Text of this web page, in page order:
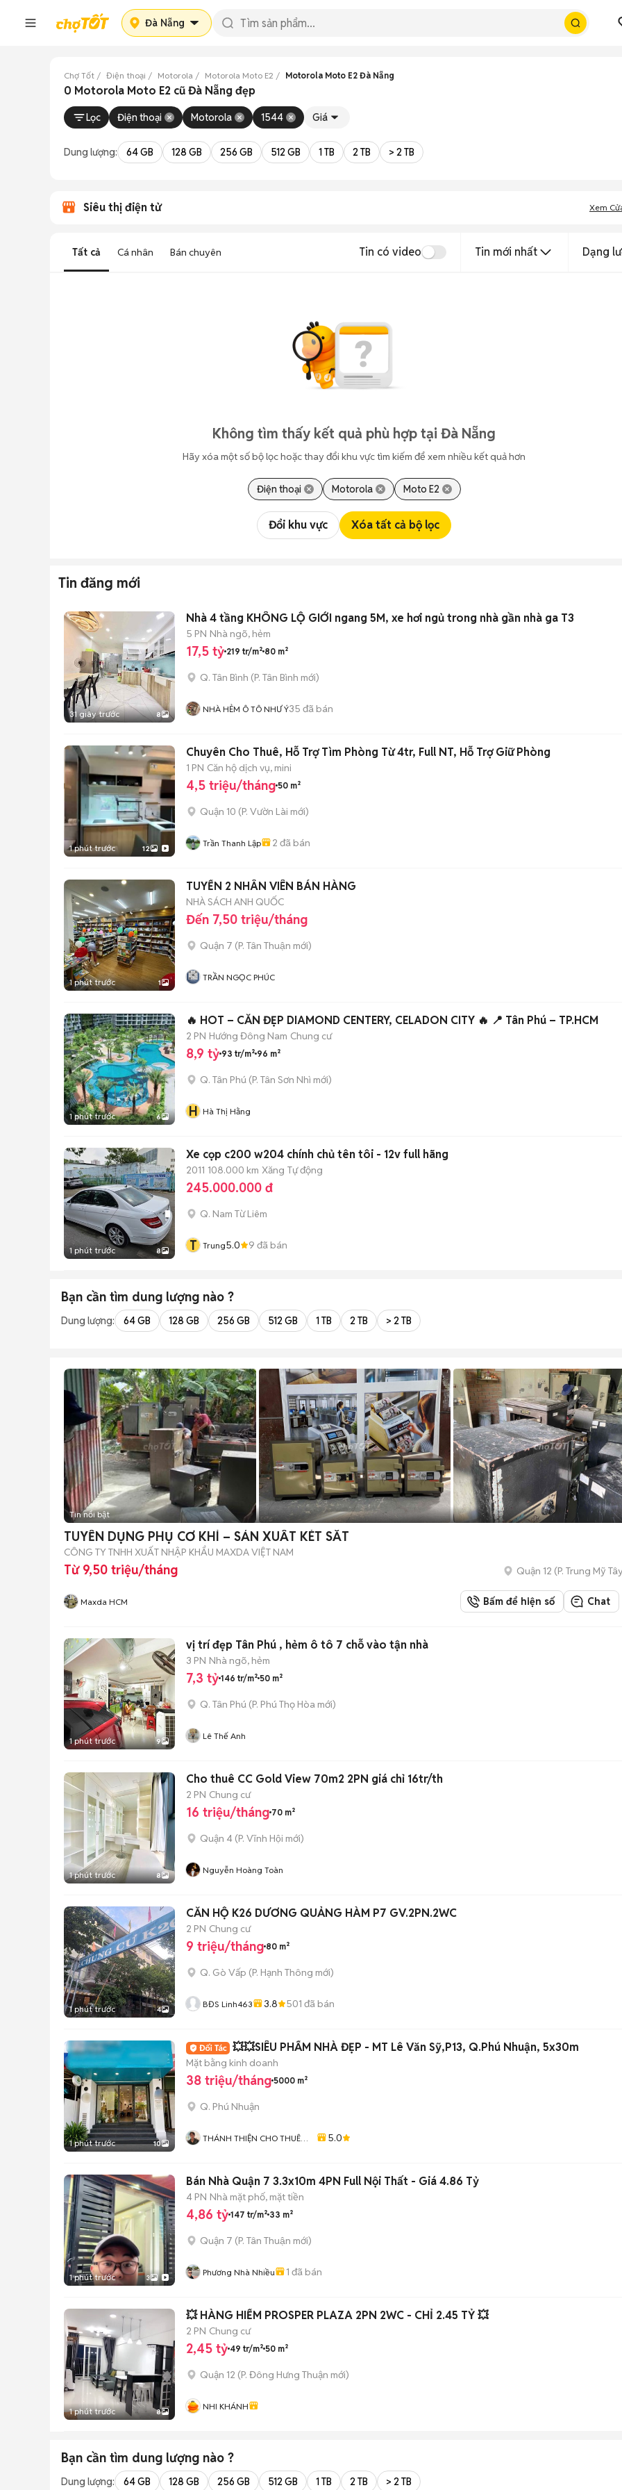
Đà Nẵng
Chợ Tốt Điện thoại Motorola Motorola Moto E2 Motorola Moto E2 Đà Nẵng
0 Motorola Moto E2 cũ Đà Nẵng đẹp
Lọc Điện thoại Motorola 1544 Giá
Dung lượng: 64 GB 128 GB 256 GB 512 GB 1 TB 2 TB > 2 TB
Siêu thị điện tử Xem
Tất cả Cá nhân Bán chuyên Tin có video Tin mới nhất Dạng
Không tìm thấy kết quả phù hợp tại Đà Nẵng
Hãy xóa một số bộ lọc hoặc thay đổi khu vực tìm kiếm để xem nhiều kết quả hơn
Điện thoại Motorola Moto E2
Đổi khu vực Xóa tất cả bộ lọc
Tin đăng mới
31 giây trước 8
Nhà 4 tầng KHÔNG LỘ GIỚI ngang 5M, xe hơi ngủ trong nhà gần nhà ga T3
5 PN Nhà ngõ, hẻm
17,5 tỷ 219 tr/m² 80 m²
Q. Tân Bình (P. Tân Bình mới)
NHÀ HẺM Ô TÔ NHƯ Ý35 đã bán
1 phút trước 12
Chuyên Cho Thuê, Hỗ Trợ Tìm Phòng Từ 4tr, Full NT, Hỗ Trợ Giữ Phòng
1 PN Căn hộ dịch vụ, mini
4,5 triệu/tháng 50 m²
Quận 10 (P. Vườn Lài mới)
Trần Thanh Lập 2 đã bán
1 phút trước 1
TUYỂN 2 NHÂN VIÊN BÁN HÀNG
NHÀ SÁCH ANH QUỐC
Đến 7,50 triệu/tháng
Quận 7 (P. Tân Thuận mới)
TRẦN NGỌC PHÚC
1 phút trước 6
🔥 HOT – CĂN ĐẸP DIAMOND CENTERY, CELADON CITY 🔥 📍 Tân Phú – TP.HCM
2 PN Hướng Đông Nam Chung cư
8,9 tỷ 93 tr/m² 96 m²
Q. Tân Phú (P. Tân Sơn Nhì mới)
H Hà Thị Hằng
1 phút trước 8
Xe cọp c200 w204 chính chủ tên tôi - 12v full hãng
2011 108.000 km Xăng Tự động
245.000.000 đ
Q. Nam Từ Liêm
T Trung5.0 9 đã bán
Bạn cần tìm dung lượng nào ?
Dung lượng: 64 GB 128 GB 256 GB 512 GB 1 TB 2 TB > 2 TB
Tin nổi bật
TUYỂN DỤNG PHỤ CƠ KHÍ – SẢN XUẤT KÉT SẮT
CÔNG TY TNHH XUẤT NHẬP KHẨU MAXDA VIỆT NAM
Từ 9,50 triệu/tháng Quận 12 (P. Trung Mỹ
Maxda HCM Bấm để hiện số Chat
1 phút trước 9
vị trí đẹp Tân Phú , hẻm ô tô 7 chỗ vào tận nhà
3 PN Nhà ngõ, hẻm
7,3 tỷ 146 tr/m² 50 m²
Q. Tân Phú (P. Phú Thọ Hòa mới)
Lê Thế Anh
1 phút trước 8
Cho thuê CC Gold View 70m2 2PN giá chỉ 16tr/th
2 PN Chung cư
16 triệu/tháng 70 m²
Quận 4 (P. Vĩnh Hội mới)
Nguyễn Hoàng Toàn
1 phút trước 4
CĂN HỘ K26 DƯƠNG QUẢNG HÀM P7 GV.2PN.2WC
2 PN Chung cư
9 triệu/tháng 80 m²
Q. Gò Vấp (P. Hạnh Thông mới)
BĐS Linh463 3.8 501 đã bán
1 phút trước 10
💥💥SIÊU PHẨM NHÀ ĐẸP - MT Lê Văn Sỹ,P13, Q.Phú Nhuận, 5x30m
Mặt bằng kinh doanh
38 triệu/tháng 5000 m²
Q. Phú Nhuận
THÁNH THIỆN CHO THUÊ
5.0
1 phút trước 3
Bán Nhà Quận 7 3.3x10m 4PN Full Nội Thất - Giá 4.86 Tỷ
4 PN Nhà mặt phố, mặt tiền
4,86 tỷ 147 tr/m² 33 m²
Quận 7 (P. Tân Thuận mới)
Phương Nhà Nhiều 1 đã bán
1 phút trước 8
💥 HÀNG HIẾM PROSPER PLAZA 2PN 2WC - CHỈ 2.45 TỶ 💥
2 PN Chung cư
2,45 tỷ 49 tr/m² 50 m²
Quận 12 (P. Đông Hưng Thuận mới)
NHI KHÁNH
Bạn cần tìm dung lượng nào ?
Dung lượng: 64 GB 128 GB 256 GB 512 GB 1 TB 2 TB > 2 TB